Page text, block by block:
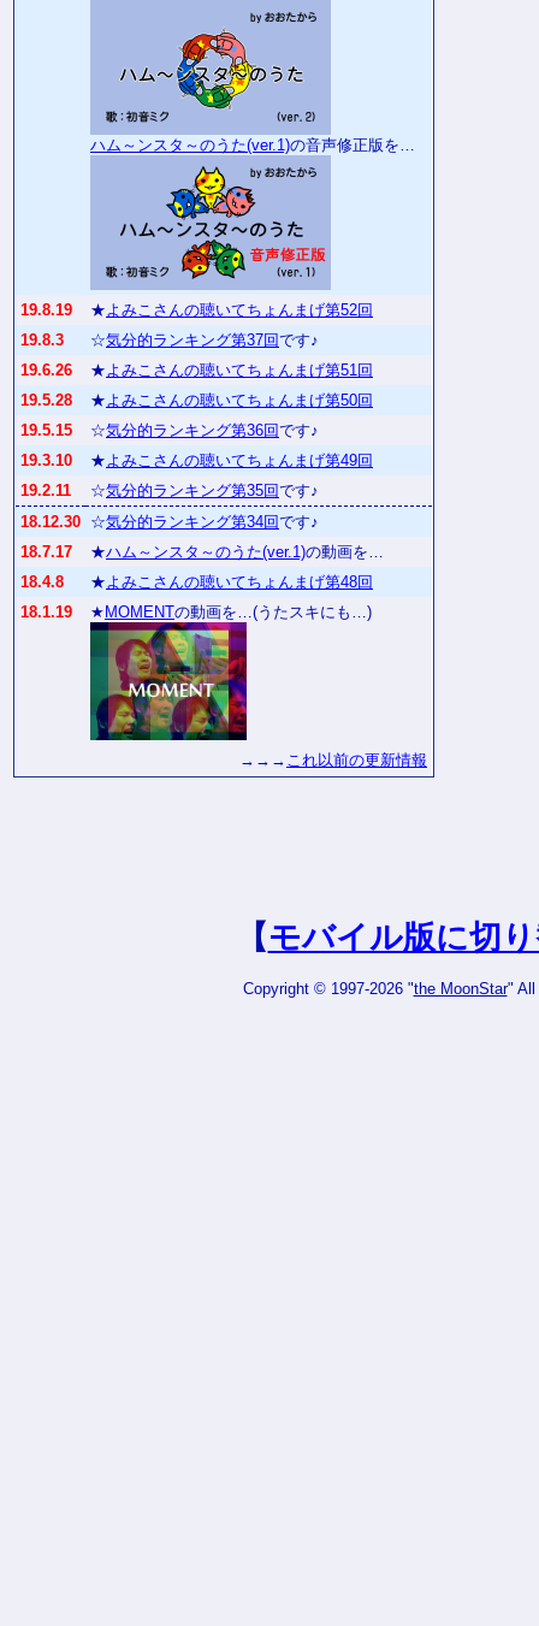
ハム～ンスタ～のうた(ver.1)の音声修正版を…
19.8.19 ★よみこさんの聴いてちょんまげ第52回
19.8.3
☆気分的ランキング第37回です♪
19.6.26
★よみこさんの聴いてちょんまげ第51回
19.5.28
★よみこさんの聴いてちょんまげ第50回
19.5.15
☆気分的ランキング第36回です♪
19.3.10
★よみこさんの聴いてちょんまげ第49回
19.2.11
☆気分的ランキング第35回です♪
18.12.30 ☆気分的ランキング第34回です♪
18.7.17
★ハム～ンスタ～のうた(ver.1)の動画を…
18.4.8
★よみこさんの聴いてちょんまげ第48回
18.1.19
★ MOMENTの動画を…(うたスキにも…)
→→→ これ以前の更新情報
【モバイル版に切
Copyright © 1997-2026 "the MoonStar" All